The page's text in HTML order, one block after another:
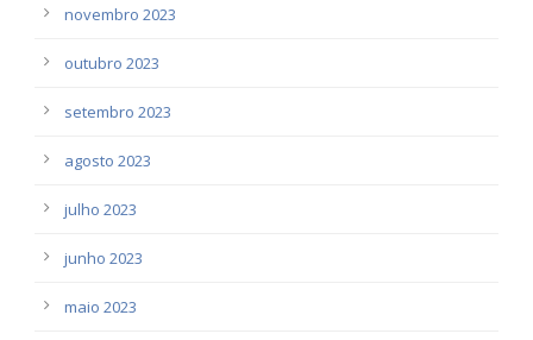
novembro 2023
outubro 2023
setembro 2023
agosto 2023
julho 2023
junho 2023
maio 2023